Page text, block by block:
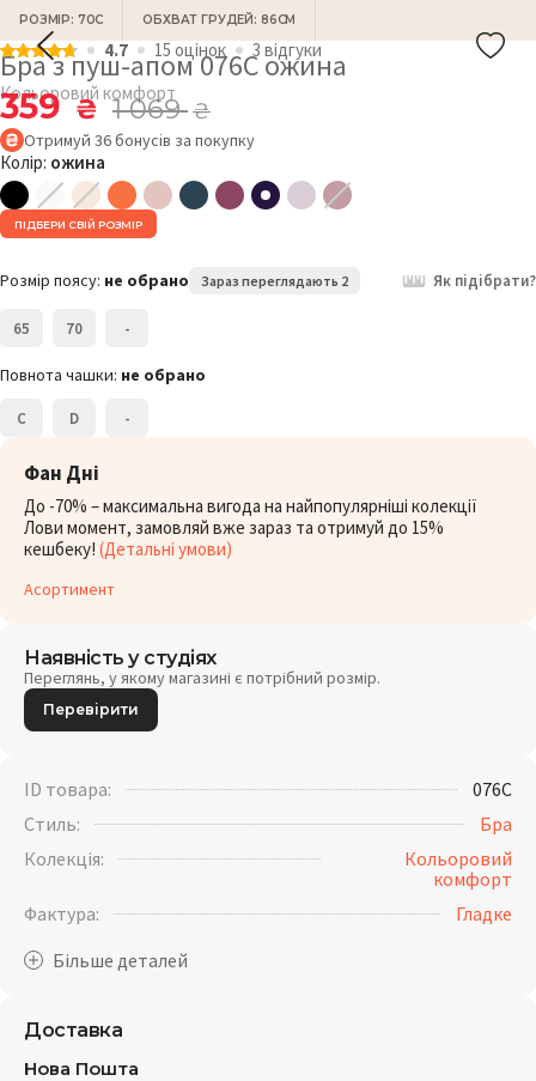
РОЗМІР: 70C ОБХВАТ ГРУДЕЙ: 86СМ
4.7 15 оцiнок 3 відгуки
Бра з пуш-апом 076C ожина
Кольоровий комфорт
359₴ 1 069₴
Отримуй 36бонусів за покупку
Колір: ожина
ПІДБЕРИ СВІЙ РОЗМІР
Розмір поясу: не обрано Зараз переглядають 2 Як підібрати?
65 70 -
Повнота чашки: не обрано
C D -
Фан Дні
До -70% – максимальна вигода на найпопулярніші колекції
Лови момент, замовляй вже зараз та отримуй до 15%
кешбеку! (Детальні умови)
Асортимент
Наявність у студіях
Переглянь, у якому магазині є потрібний розмір.
Перевірити
ID товара:
076C
Стиль:
Бра
Колекція:
Кольоровий
комфорт
Фактура:
Гладке
Доставка
Нова Пошта